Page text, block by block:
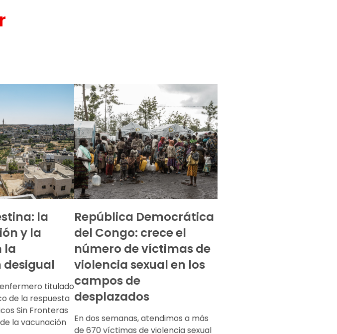
la
y la
la
titulado
de la respuesta
Sin Fronteras
la vacunación
República Democrática
del Congo: crece el
número de víctimas de
violencia sexual en los
campos de
desplazados
En dos semanas, atendimos a más
de 670 víctimas de violencia sexual